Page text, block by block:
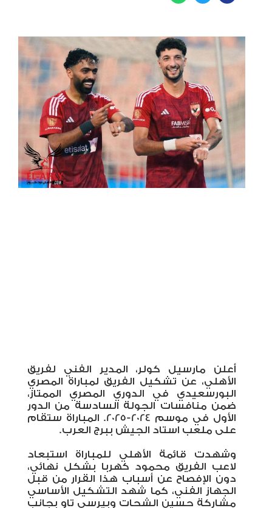
أعلن مارسيل كولر، المدير الفني لفريق
الأهلي، عن تشكيل الفريق لمباراة المصري
البورسعيدي في الدوري المصري الممتاز،
ضمن منافسات الجولة السادسة من الدور
الأول في موسم 2024-2025. المباراة ستقام
على ملعب استاد الجيش ببرج العرب.
وشهدت قائمة الأهلي للمباراة استبعاد
لاعب الفريق محمود كهربا بشكل نهائي،
دون الإفصاح عن أسباب هذا القرار من قبل
الجهاز الفني، كما شهد التشكيل الأساسي
مشاركة حسين الشحات وبيرسي تاو بجانب